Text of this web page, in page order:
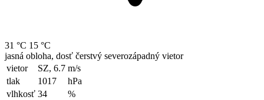
31 °C 15 °C
jasná obloha, dosť čerstvý severozápadný vietor
vietor
SZ, 6.7 m/s
tlak
1017
hPa
vlhkosť 34
%